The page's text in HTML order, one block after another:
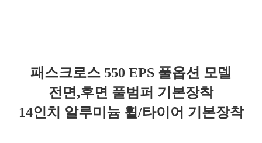
패스크로스 550 EPS 풀옵션 모델
전면,후면 풀범퍼 기본장착
14인치 알루미늄 휠/타이어 기본장착